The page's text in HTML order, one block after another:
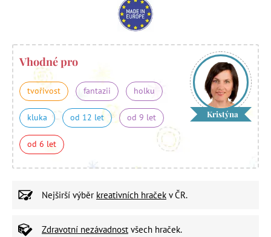
Vhodné pro
tvořivost fantazii holku
kluka od 12 let od 9 let
od 6 let
Kristýna
Nejširší výběr kreativních hraček v ČR.
Zdravotní nezávadnost všech hraček.